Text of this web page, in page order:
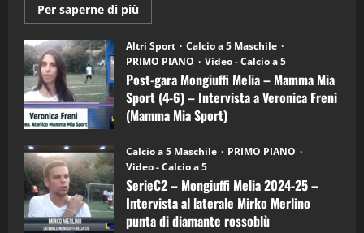
Per saperne di più
informazioni
Post-
gara
Mongiuffi
Melia
–
Mamma
Mia
Sport
6)
–
Intervista
a
mister
Arturo
Carciotto
(Mongiuffi
Altri Sport
Calcio a 5 Maschile
PRIMO PIANO
Video - Calcio a 5
Post-gara Mongiuffi Melia – Mamma Mia
Sport (4-6) – Intervista a Veronica Freni
(Mamma Mia Sport)
Calcio a 5 Maschile
PRIMO PIANO
Video - Calcio a 5
SerieC2 – Mongiuffi Melia 2024-25 –
Intervista al laterale Mirko Merlino
punta di diamante rossoblù
3
"SportEmpire" in Podcast
“SportEmpire” in Podcast: 28^ Puntata
(Martedi 21 Aprile 2026)
21/04/2026
4
“SportEmpire” in Podcast: 27^ Puntata
(Martedi 14 Aprile 2026)
15/04/2026